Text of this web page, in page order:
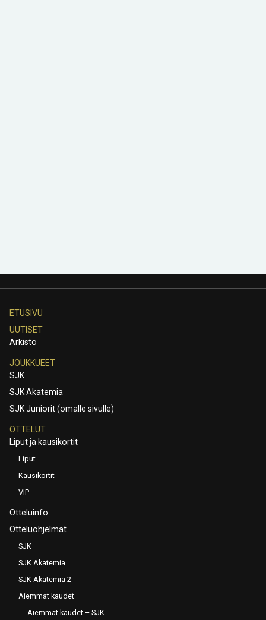
ETUSIVU
UUTISET
Arkisto
JOUKKUEET
SJK
SJK Akatemia
SJK Juniorit (omalle sivulle)
OTTELUT
Liput ja kausikortit
Liput
Kausikortit
VIP
Otteluinfo
Otteluohjelmat
SJK
SJK Akatemia
SJK Akatemia 2
Aiemmat kaudet
Aiemmat kaudet – SJK